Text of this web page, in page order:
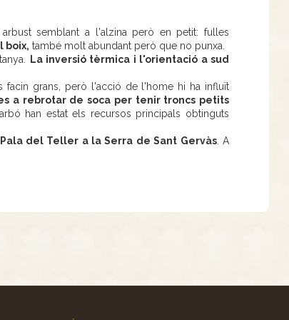
semblant a l'alzina però en petit: fulles
boix, també molt abundant però que no punxa.
La inversió tèrmica i l'orientació a sud
facin grans, però l'acció de l'home hi ha influït
a rebrotar de soca per tenir troncs petits
han estat els recursos principals obtinguts
del Teller a la Serra de Sant Gervàs. A